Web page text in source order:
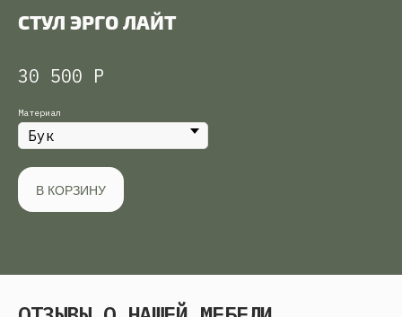
СТУЛ ЭРГО ЛАЙТ
30 500 Р
Материал
В КОРЗИНУ